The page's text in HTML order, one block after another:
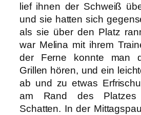
lief ihnen der Schweiß
und sie hatten sich
als sie über den Platz
war Melina mit ihrem
der Ferne konnte man
Grillen hören, und ein
ab und zu etwas
am Rand des Platzes
Schatten. In der